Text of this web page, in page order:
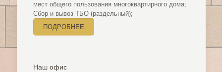
мест общего пользования многоквартирного дома;
Сбор и вывоз ТБО (раздельный);
ПОДРОБНЕЕ
Наш офис